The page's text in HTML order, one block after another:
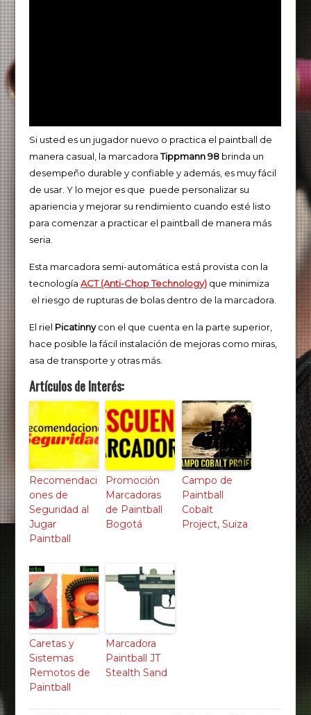
Si usted es un jugador nuevo o practica el paintball de
manera casual, la marcadoraTippmann 98 brinda un
desempeño durable y confiable y además, es muy fácil
de usar. Y lo mejor es que puede personalizar su
apariencia y mejorar su rendimiento cuando esté listo
para comenzar a practicar el paintball de manera más
seria.
Esta marcadora semi-automática está provista con la
tecnologíaACT (Anti-Chop Technology) que minimiza
el riesgo de rupturas de bolas dentro de la marcadora.
El riel Picatinnycon el que cuenta en la parte superior,
hace posible la fácil instalación de mejoras como miras,
asa de transporte y otras más.
Artículos de Interés:
Recomendaci
ones de
Seguridad al
Jugar
Paintball
Promoción
Marcadoras
de Paintball
Bogotá
Campo de
Paintball
Cobalt
Project, Suiza
Caretas y
Sistemas
Remotos de
Paintball
Marcadora
Paintball JT
Stealth Sand